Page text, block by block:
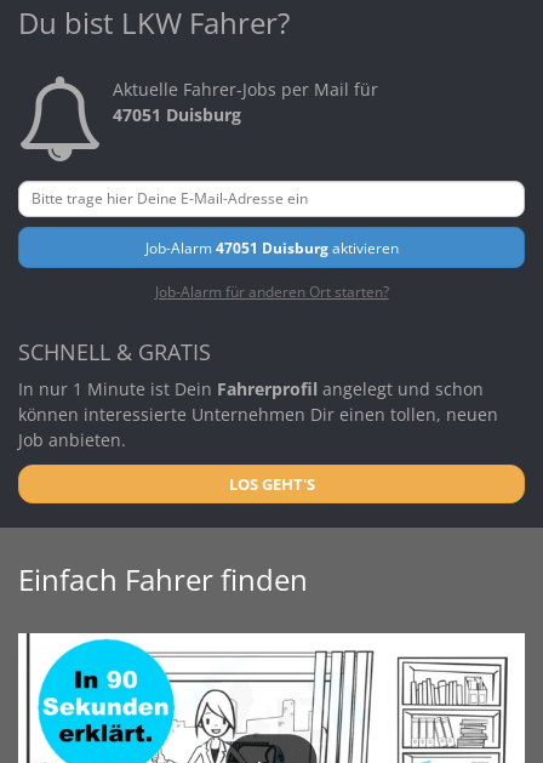
Du bist LKW Fahrer?
Aktuelle Fahrer-Jobs per Mail für
47051 Duisburg
Job-Alarm47051 Duisburgaktivieren
Job-Alarm für anderen Ort starten?
SCHNELL & GRATIS
In nur 1 Minute ist Dein Fahrerprofil angelegt und schon
können interessierte Unternehmen Dir einen tollen, neuen
Job anbieten.
LOS GEHT'S
Einfach Fahrer finden